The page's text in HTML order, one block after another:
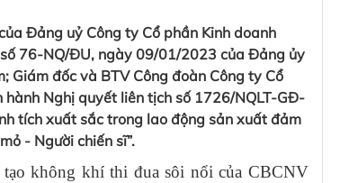
Đảng uỷ Công ty Cổ phần Kinh doanh
76-NQ/ĐU, ngày 09/01/2023 của Đảng ủy
Giám đốc và BTV Công đoàn Công ty Cổ
Nghị quyết liên tịch số 1726/NQLT-GĐ-
tích xuất sắc trong lao động sản xuất đảm
- Người chiến sĩ”.
không khí thi đua sôi nổi của CBCNV